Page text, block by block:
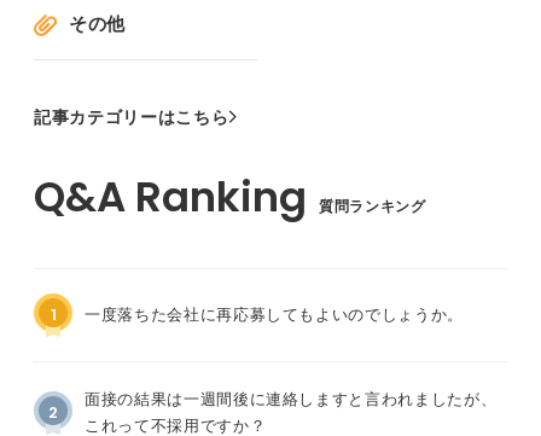
その他
記事カテゴリーはこちら
質問ランキング
1 一度落ちた会社に再応募してもよいのでしょうか。
2
面接の結果は一週間後に連絡しますと言われましたが、
これって不採用ですか？